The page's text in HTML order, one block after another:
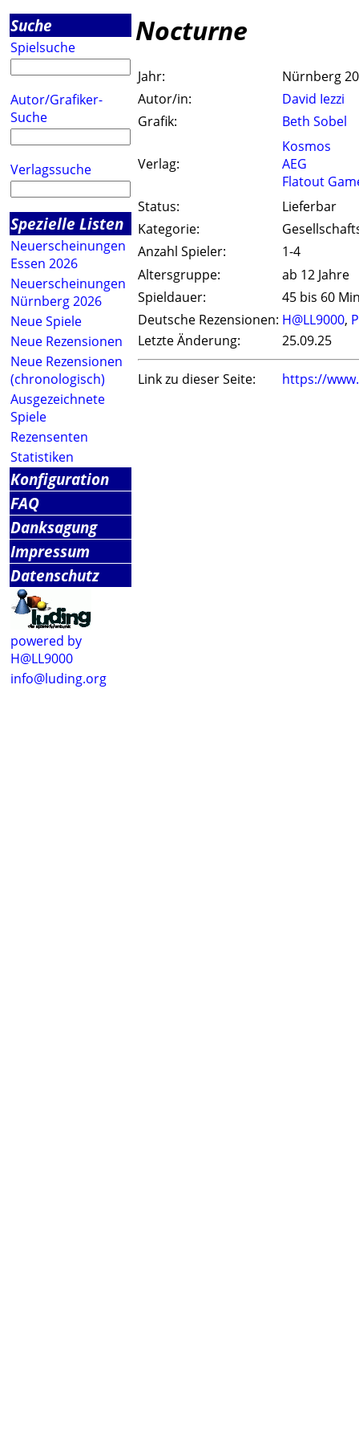
Suche
Spielsuche
Autor/Grafiker-
Suche
Verlagssuche
Spezielle Listen
Neuerscheinungen
Essen 2026
Neuerscheinungen
Nürnberg 2026
Neue Spiele
Neue Rezensionen
Neue Rezensionen
(chronologisch)
Ausgezeichnete
Spiele
Rezensenten
Statistiken
Konfiguration
FAQ
Danksagung
Impressum
Datenschutz
powered by
H@LL9000
info@luding.org
Nocturne
Jahr:
Nürnberg
Autor/in:
David Iezzi
Grafik:
Beth Sobel
Verlag:
Kosmos
AEG
Flatout
Status:
Lieferbar
Kategorie:
Anzahl Spieler:
1-4
Altersgruppe:
ab 12 Jahre
Spieldauer:
45 bis 60
Deutsche Rezensionen: H@LL9000,
Letzte Änderung:
25.09.25
Link zu dieser Seite: https://